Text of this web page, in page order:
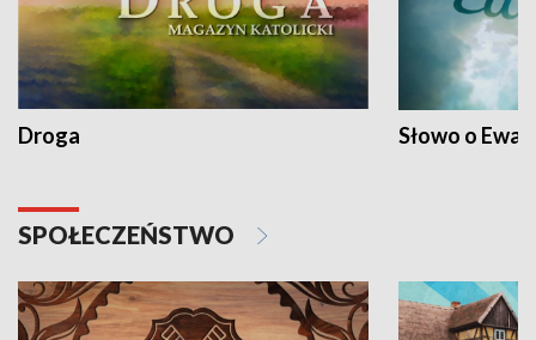
Droga Słowo o
SPOŁECZEŃSTWO